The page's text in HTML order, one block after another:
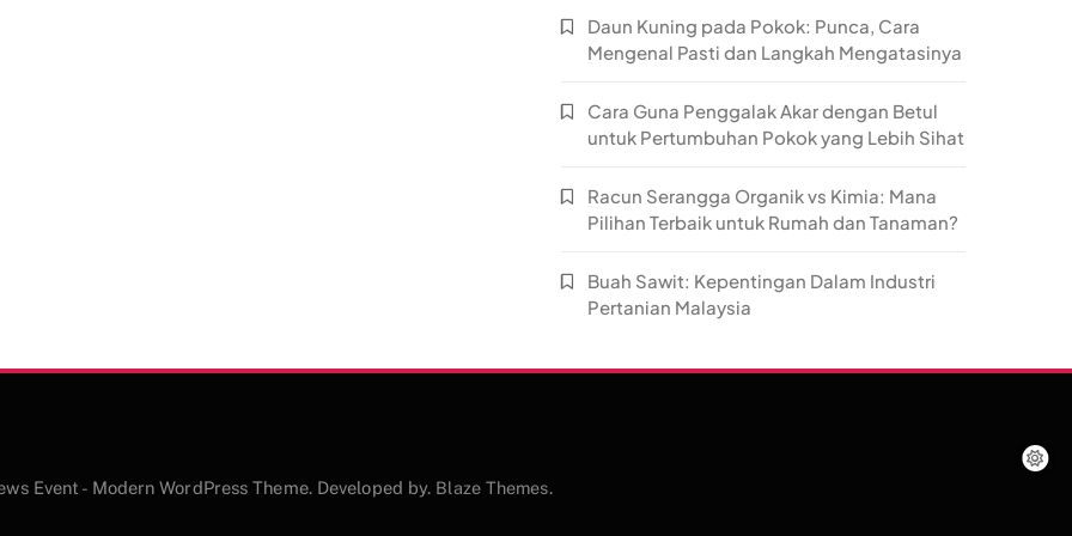
Daun Kuning pada Pokok: Punca, Cara
Mengenal Pasti dan Langkah Mengatasinya
Cara Guna Penggalak Akar dengan Betul
untuk Pertumbuhan Pokok yang Lebih Sihat
Racun Serangga Organik vs Kimia: Mana
Pilihan Terbaik untuk Rumah dan Tanaman?
Buah Sawit: Kepentingan Dalam Industri
Pertanian Malaysia
Event - Modern WordPress Theme. Developed by. Blaze Themes.